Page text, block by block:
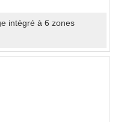
intégré à 6 zones